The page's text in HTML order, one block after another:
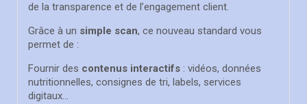
de la transparence et de l’engagement client.
Grâce à un simple scan, ce nouveau standard vous
permet de :
Fournir des contenus interactifs : vidéos, données
nutritionnelles, consignes de tri, labels, services
digitaux…